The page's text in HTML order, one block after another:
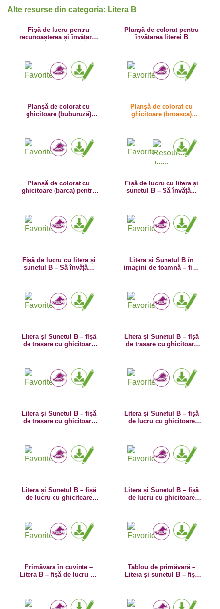
Alte resurse din categoria: Litera B
Fișă de lucru pentru
recunoașterea și învățarea
Planșă de colorat pentru
învătarea literei B
Planșă de colorat cu
ghicitoare (buburuză)
Planșă de colorat cu
ghicitoare (broasca)
Planșă de colorat cu
ghicitoare (barca) pentru
Fișă de lucru cu litera și
sunetul B – Să învățăm
Fișă de lucru cu litera și
sunetul B – Să învățăm
Litera și Sunetul B în
imagini de toamnă – fișă
Litera și Sunetul B – fișă
de trasare cu ghicitoare
Litera și Sunetul B – fișă
de trasare cu ghicitoare
Litera și Sunetul B – fișă
de trasare cu ghicitoare
Litera și Sunetul B – fișă
de lucru cu ghicitoare
Litera și Sunetul B – fișă
de lucru cu ghicitoare
Litera și Sunetul B – fișă
de lucru cu ghicitoare
Primăvara în cuvinte –
Litera B – fișă de lucru cu
Tablou de primăvară –
Litera și sunetul B – fișă